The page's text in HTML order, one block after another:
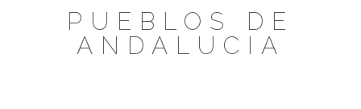
PUEBLOS DE
ANDALUCIA